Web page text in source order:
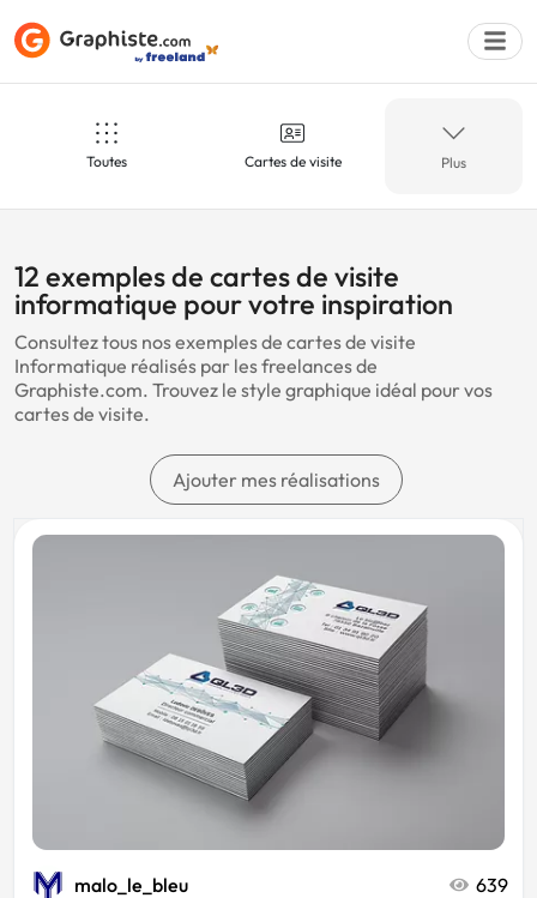
Déposer une
Toutes Cartes de visite
Sport Fleuriste
Hôtel
Bleu Rouge
Plus
12 exemples de cartes de visite
informatique pour votre inspiration
Consultez tous nos exemples de cartes de visite
Informatique réalisés par les freelances de
Graphiste.com. Trouvez le style graphique idéal pour vos
cartes de visite.
Ajouter mes réalisations
malo_le_bleu
639